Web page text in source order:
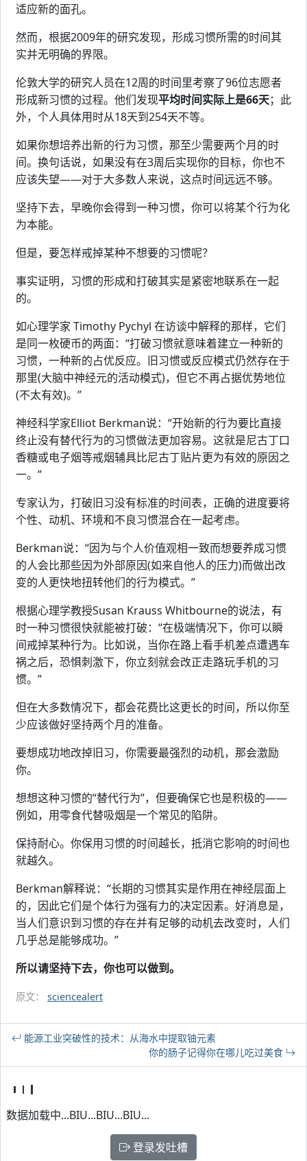
适应新的面孔。
然而，根据2009年的研究发现，形成习惯所需的时间其
实并无明确的界限。
伦敦大学的研究人员在12周的时间里考察了96位志愿者
形成新习惯的过程。他们发现平均时间实际上是66天；此
外，个人具体用时从18天到254天不等。
如果你想培养出新的行为习惯，那至少需要两个月的时
间。换句话说，如果没有在3周后实现你的目标，你也不
应该失望——对于大多数人来说，这点时间远远不够。
坚持下去，早晚你会得到一种习惯，你可以将某个行为化
为本能。
但是，要怎样戒掉某种不想要的习惯呢？
事实证明，习惯的形成和打破其实是紧密地联系在一起
的。
如心理学家 Timothy Pychyl 在访谈中解释的那样，它们
是同一枚硬币的两面：“打破习惯就意味着建立一种新的
习惯，一种新的占优反应。旧习惯或反应模式仍然存在于
那里(大脑中神经元的活动模式)，但它不再占据优势地位
(不太有效)。”
神经科学家Elliot Berkman说：“开始新的行为要比直接
终止没有替代行为的习惯做法更加容易。这就是尼古丁口
香糖或电子烟等戒烟辅具比尼古丁贴片更为有效的原因之
一。”
专家认为，打破旧习没有标准的时间表，正确的进度要将
个性、动机、环境和不良习惯混合在一起考虑。
Berkman说：“因为与个人价值观相一致而想要养成习惯
的人会比那些因为外部原因(如来自他人的压力)而做出改
变的人更快地扭转他们的行为模式。”
根据心理学教授Susan Krauss Whitbourne的说法，有
时一种习惯很快就能被打破：“在极端情况下，你可以瞬
间戒掉某种行为。比如说，当你在路上看手机差点遭遇车
祸之后，恐惧刺激下，你立刻就会改正走路玩手机的习
惯。”
但在大多数情况下，都会花费比这更长的时间，所以你至
少应该做好坚持两个月的准备。
要想成功地改掉旧习，你需要最强烈的动机，那会激励
你。
想想这种习惯的“替代行为”，但要确保它也是积极的——
例如，用零食代替吸烟是一个常见的陷阱。
保持耐心。你保用习惯的时间越长，抵消它影响的时间也
就越久。
Berkman解释说：“长期的习惯其实是作用在神经层面上
的，因此它们是个体行为强有力的决定因素。好消息是，
当人们意识到习惯的存在并有足够的动机去改变时，人们
几乎总是能够成功。”
所以请坚持下去，你也可以做到。
原文： sciencealert
能源工业突破性的技术：从海水中提取铀元素
你的肠子记得你在哪儿吃过美食
数据加载中...BIU...BIU...BIU...
登录发吐槽